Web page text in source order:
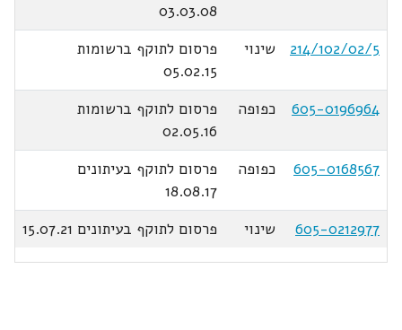
03.03.08
214/102/02/5
שינוי
פרסום לתוקף ברשומות
05.02.15
605-0196964
כפופה
פרסום לתוקף ברשומות
02.05.16
605-0168567
כפופה
פרסום לתוקף בעיתונים
18.08.17
605-0212977
שינוי פרסום לתוקף בעיתונים 15.07.21